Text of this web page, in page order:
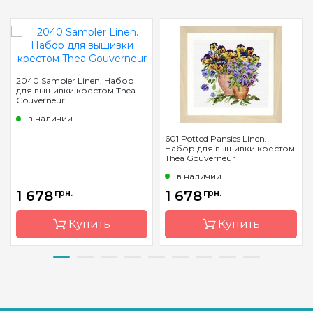
2040 Sampler Linen. Набор
для вышивки крестом Thea
Gouverneur
в наличии
1 678 грн.
Купить
601 Potted Pansies Linen.
Набор для вышивки крестом
Thea Gouverneur
в наличии
1 678 грн.
Купить